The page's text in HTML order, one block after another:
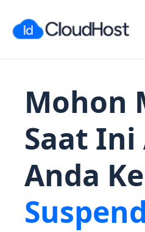
Mohon
Saat Ini
Anda